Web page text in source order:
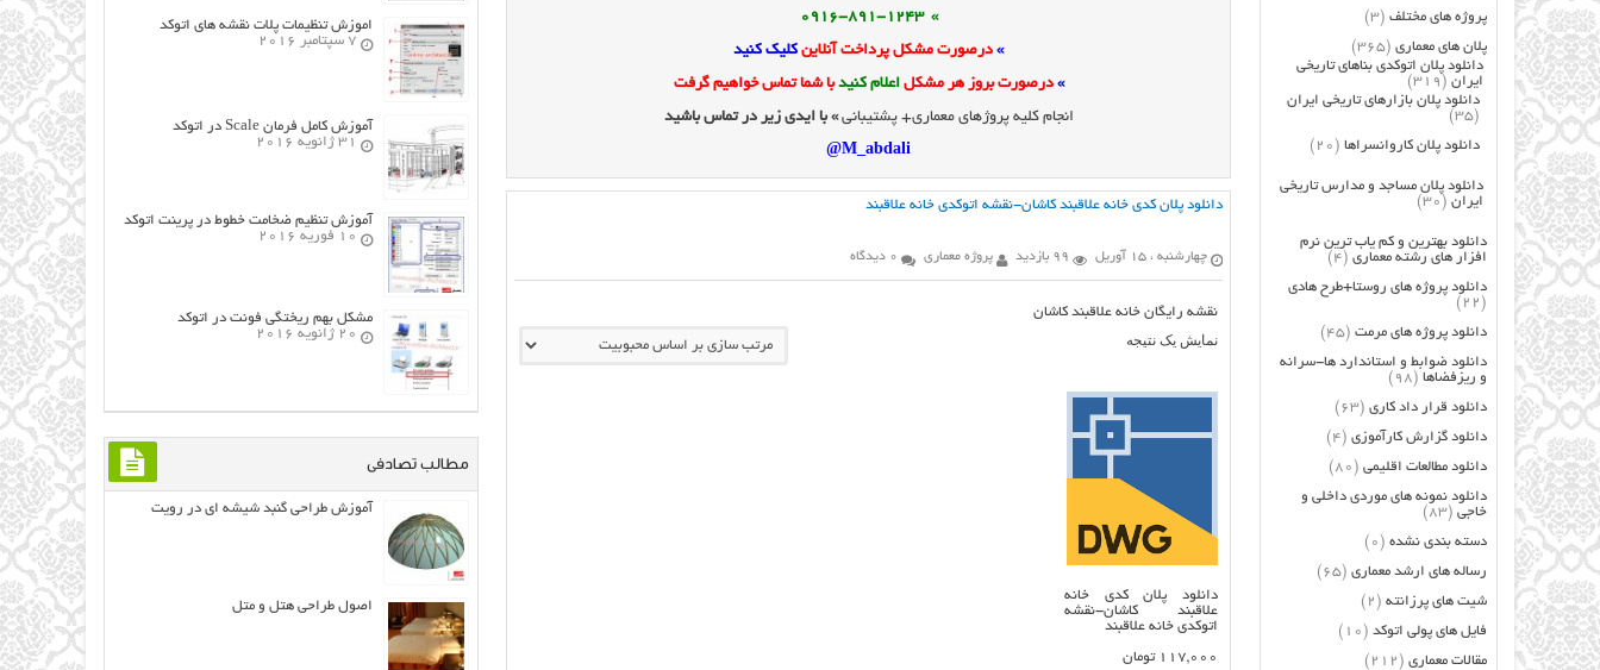
» 0916-891-1243
»درصورت مشکل پرداخت آنلاین کلیک کنید
» درصورت بروز هر مشکلاعلام کنیدبا شما تماس خواهیم گرفت
انجام کلیه پروژهای معماری+ پشتیبانی» با ایدی زیر در تماس باشید
M_abdali@
دانلود پلان کدی خانه علاقبند کاشان-نقشه اتوکدی خانه علاقبند
چهارشنبه ، 15 آوریل 99 بازدید پروژه معماری 0 دیدگاه
نقشه رایگان خانه علاقبند کاشان
نمایش یک نتیجه
دانلود پلان کدی خانه
علاقبند کاشان-نقشه
اتوکدی خانه علاقبند
117,000 تومان
پروژه های مختلف (3)
پلان های معماری (365)
دانلود پلان اتوکدی بناهای تاریخی
ایران (319)
دانلود پلان بازارهای تاریخی ایران
(35)
دانلود پلان کاروانسراها (20)
دانلود پلان مساجد و مدارس تاریخی
ایران (30)
دانلود بهترین و کم یاب ترین نرم
افزار های رشته معماری (4)
دانلود پروژه های روستا+طرح هادی
(22)
دانلود پروژه های مرمت (45)
دانلود ضوابط و استاندارد ها-سرانه
و ریزفضاها (98)
دانلود قرار داد کاری (63)
دانلود گزارش کارآموزی (4)
دانلود مطالعات اقلیمی (80)
دانلود نمونه های موردی داخلی و
خاجی (83)
دسته بندی نشده (0)
رساله های ارشد معماری (65)
شیت های پرزانته (2)
فایل های پولی اتوکد (10)
مقالات معماری (212)
اموزش تنظیمات پلات نقشه های اتوکد
7 سپتامبر 2016
آموزش کامل فرمان Scale در اتوکد
31 ژانویه 2016
آموزش تنظیم ضخامت خطوط در پرینت اتوکد
10 فوریه 2016
مشکل بهم ریختگی فونت در اتوکد
20 ژانویه 2016
مطالب تصادفی
آموزش طراحی گنبد شیشه ای در رویت
اصول طراحی هتل و متل